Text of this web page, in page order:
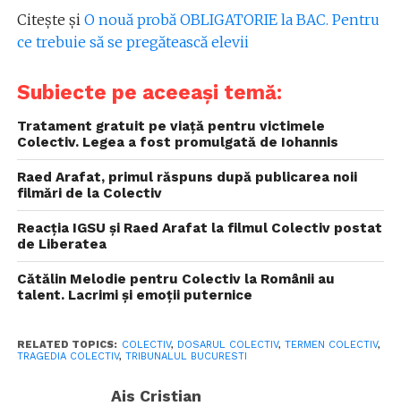
Citeşte şi O nouă probă OBLIGATORIE la BAC. Pentru
ce trebuie să se pregătească elevii
Subiecte pe aceeași temă:
Tratament gratuit pe viață pentru victimele
Colectiv. Legea a fost promulgată de Iohannis
Raed Arafat, primul răspuns după publicarea noii
filmări de la Colectiv
Reacția IGSU și Raed Arafat la filmul Colectiv postat
de Liberatea
Cătălin Melodie pentru Colectiv la Românii au
talent. Lacrimi și emoții puternice
RELATED TOPICS: COLECTIV, DOSARUL COLECTIV, TERMEN COLECTIV,
TRAGEDIA COLECTIV, TRIBUNALUL BUCURESTI
Ais Cristian